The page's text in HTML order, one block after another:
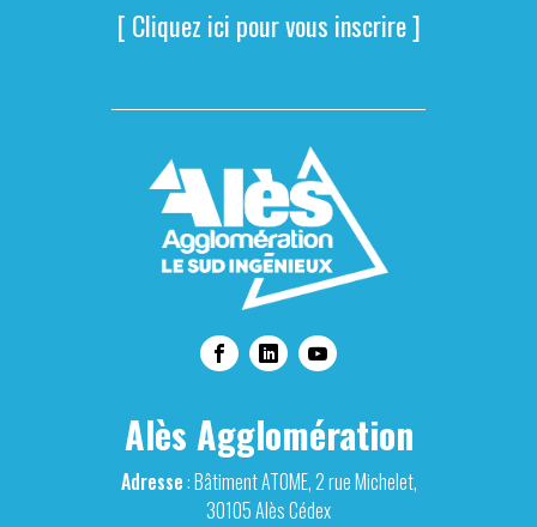
[ Cliquez ici pour vous inscrire ]
Alès Agglomération
Adresse: Bâtiment ATOME, 2 rue Michelet,
30105 Alès Cédex